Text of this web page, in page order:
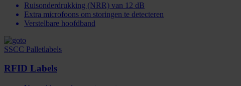
Ruisonderdrukking (NRR) van 12 dB
Extra microfoons om storingen te detecteren
Verstelbare hoofdband
SSCC Palletlabels
RFID Labels